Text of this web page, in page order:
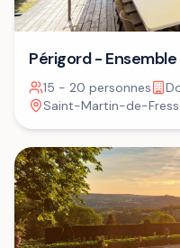
Périgord -
personnes⁷
15 - 20 personnes
Saint-Martin-de-